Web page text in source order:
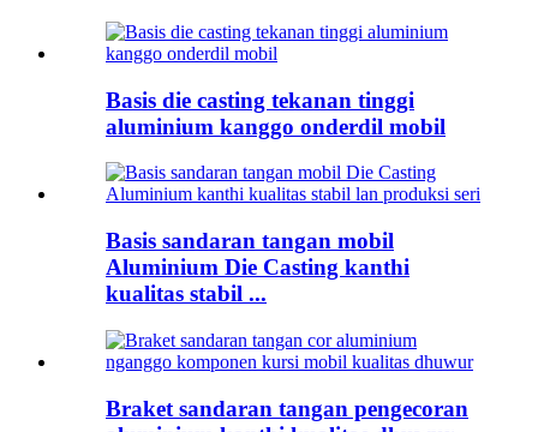
Basis die casting tekanan tinggi
aluminium kanggo onderdil mobil
Basis sandaran tangan mobil
Aluminium Die Casting kanthi
kualitas stabil ...
Braket sandaran tangan pengecoran